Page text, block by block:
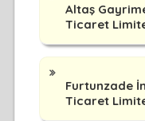
Altaş
Ticaret
Furtunzade
Ticaret